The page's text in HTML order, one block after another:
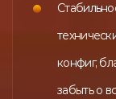
конфиг,
забыть о